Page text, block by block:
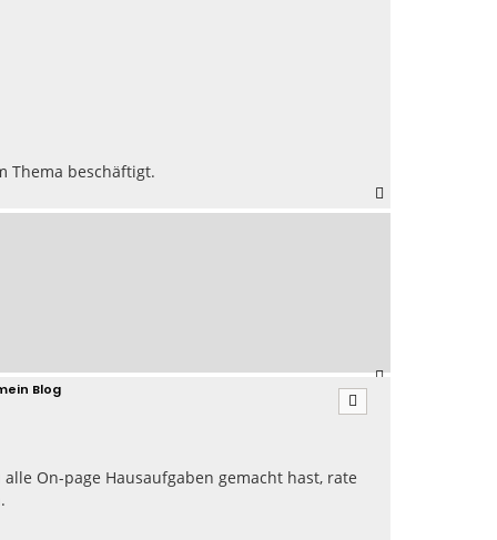
Thema beschäftigt.
a
N
Blog
On-page Hausaufgaben gemacht hast, rate